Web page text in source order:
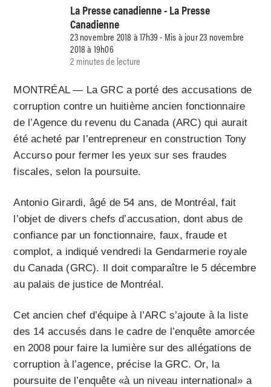
La Presse canadienne - La Presse
Canadienne
23 novembre 2018 à 17h39 - Mis à jour 23 novembre
2018 à 19h06
2 minutes de lecture
MONTRÉAL — La GRC a porté des accusations de
corruption contre un huitième ancien fonctionnaire
de l’Agence du revenu du Canada (ARC) qui aurait
été acheté par l’entrepreneur en construction Tony
Accurso pour fermer les yeux sur ses fraudes
fiscales, selon la poursuite.
Antonio Girardi, âgé de 54 ans, de Montréal, fait
l’objet de divers chefs d’accusation, dont abus de
confiance par un fonctionnaire, faux, fraude et
complot, a indiqué vendredi la Gendarmerie royale
du Canada (GRC). Il doit comparaître le 5 décembre
au palais de justice de Montréal.
Cet ancien chef d’équipe à l’ARC s’ajoute à la liste
des 14 accusés dans le cadre de l’enquête amorcée
en 2008 pour faire la lumière sur des allégations de
corruption à l’agence, précise la GRC. Or, la
poursuite de l’enquête «à un niveau international» a